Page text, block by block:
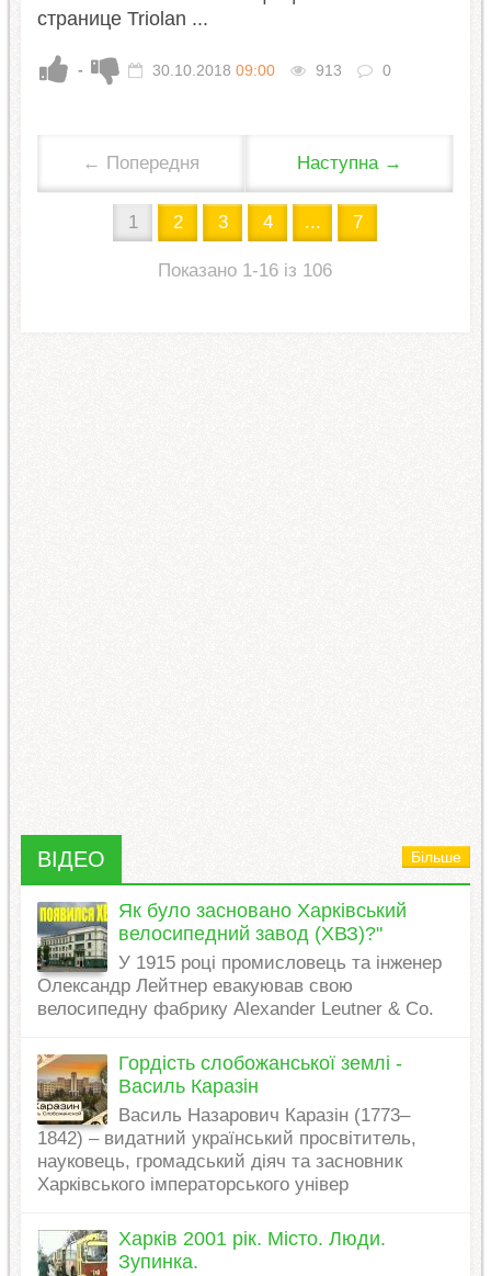
странице Triolan ...
- 30.10.2018 09:00 913 0
← Попередня Наступна →
1 2 3 4 ... 7
Показано 1-16 із 106
ВІДЕО Більше
Як було засновано Харківський
велосипедний завод (ХВЗ)?"
У 1915 році промисловець та інженер
Олександр Лейтнер евакуював свою
велосипедну фабрику Alexander Leutner & Co.
Гордість слобожанської землі -
Василь Каразін
Василь Назарович Каразін (1773–
1842) – видатний український просвітитель,
науковець, громадський діяч та засновник
Харківського імператорського універ
Харків 2001 рік. Місто. Люди.
Зупинка.